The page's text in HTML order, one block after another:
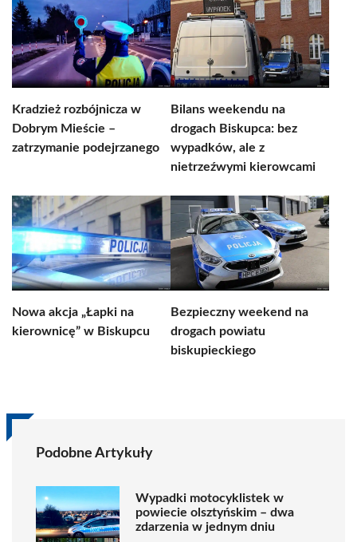
Kradzież rozbójnicza w
Dobrym Mieście –
zatrzymanie podejrzanego
Bilans weekendu na
drogach Biskupca: bez
wypadków, ale z
nietrzeźwymi kierowcami
Nowa akcja „Łapki na
kierownicę” w Biskupcu
Bezpieczny weekend na
drogach powiatu
biskupieckiego
Podobne Artykuły
Wypadki motocyklistek w
powiecie olsztyńskim – dwa
zdarzenia w jednym dniu